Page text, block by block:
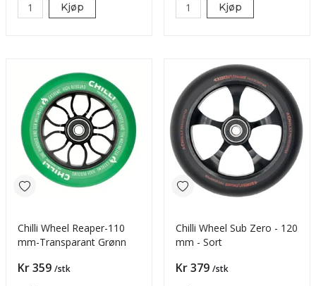
Kjøp Kjøp
Chilli Wheel Reaper-110
mm-Transparant Grønn
Pris
Kr 359 /stk
Chilli Wheel Sub Zero - 120
mm - Sort
Pris
Kr 379 /stk